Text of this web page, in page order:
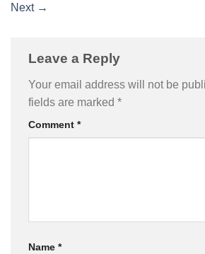
Next →
Leave a Reply
Your email address will not be
fields are marked *
Comment *
Name *